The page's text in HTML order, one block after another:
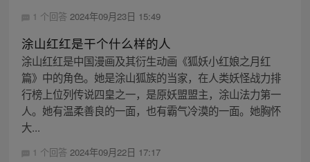
1 个回答 2024年09月23日 15:49
涂山红红是干个什么样的人
涂山红红是中国漫画及其衍生动画《狐妖小红娘之月红
篇》中的角色。她是涂山狐族的当家，在人类妖怪战力排
行榜上位列传说四皇之一，是原妖盟盟主，涂山法力第一
人。她有温柔善良的一面，也有霸气冷漠的一面。她胸怀
大...
1 个回答 2024年09月22日 17:17